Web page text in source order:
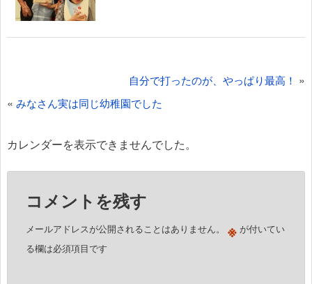
稿
ビ
自分で打ったのが、やっぱり最高！ »
« みなさん実は同じ幼稚園でした
カレンダーを表示できませんでした。
コメントを残す
メールアドレスが公開されることはありません。 ※が付いてい
る欄は必須項目です